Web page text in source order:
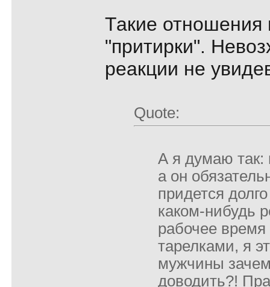
Такие отношения
"притирки".
реакции не
Quote:
А я думаю так:
а он
придется
каком-нибудь
рабочее
тарелками, я
мужчины
доводить?!